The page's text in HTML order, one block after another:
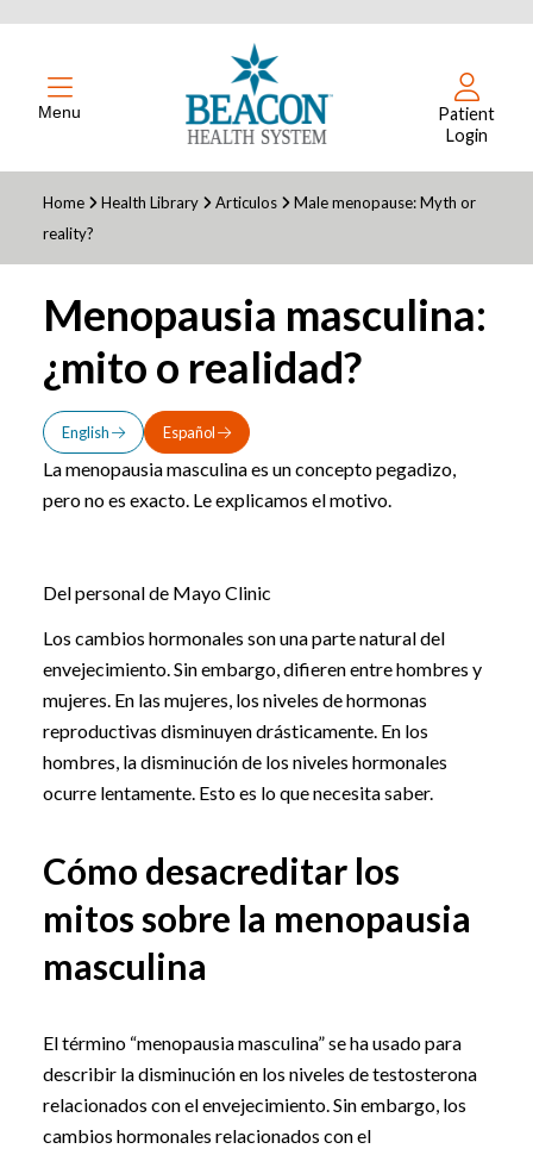
Menu
Patient
Login
Home Health Library Articulos
Male menopause: Myth or
reality?
Menopausia masculina:
¿mito o realidad?
English Español
La menopausia masculina es un concepto pegadizo,
pero no es exacto. Le explicamos el motivo.
Del personal de Mayo Clinic
Los cambios hormonales son una parte natural del
envejecimiento. Sin embargo, difieren entre hombres y
mujeres. En las mujeres, los niveles de hormonas
reproductivas disminuyen drásticamente. En los
hombres, la disminución de los niveles hormonales
ocurre lentamente. Esto es lo que necesita saber.
Cómo desacreditar los
mitos sobre la menopausia
masculina
El término “menopausia masculina” se ha usado para
describir la disminución en los niveles de testosterona
relacionados con el envejecimiento. Sin embargo, los
cambios hormonales relacionados con el